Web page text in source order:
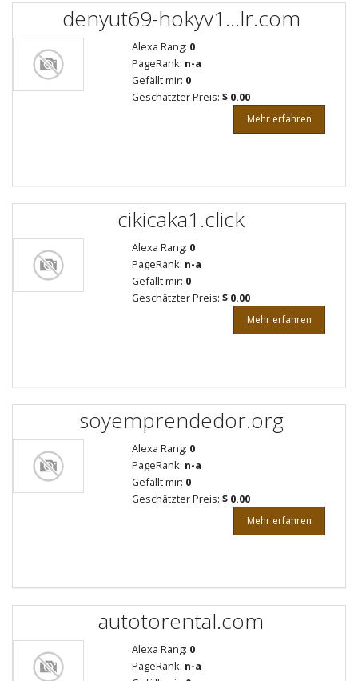
denyut69-hokyv1...lr.com
Alexa Rang: 0
PageRank: n-a
Gefällt mir: 0
Geschätzter Preis: $ 0.00
Mehr erfahren
cikicaka1.click
Alexa Rang: 0
PageRank: n-a
Gefällt mir: 0
Geschätzter Preis: $ 0.00
Mehr erfahren
soyemprendedor.org
Alexa Rang: 0
PageRank: n-a
Gefällt mir: 0
Geschätzter Preis: $ 0.00
Mehr erfahren
autotorental.com
Alexa Rang: 0
PageRank: n-a